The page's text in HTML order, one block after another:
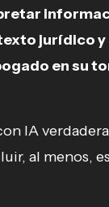
jurídico
en su
IA
al menos,